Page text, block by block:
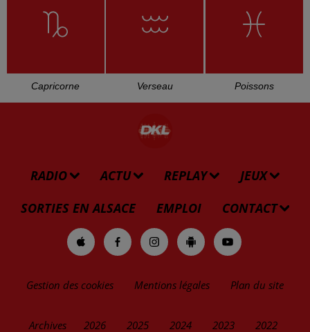
Capricorne Verseau Poissons
RADIO ACTU REPLAY
JEUX
SORTIES EN ALSACE
EMPLOI CONTACT
Gestion des cookies Mentions légales Plan du site
Archives 2026 2025 2024 2023 2022